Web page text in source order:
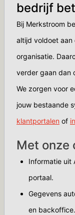
bedrijf
Bij Merkstroom
altijd voldoet aan
organisatie.
verder gaan dan
We zorgen voor
jouw bestaande
klantportalen of
Met onze
Informatie uit
portaal.
Gegevens
en backoffice.